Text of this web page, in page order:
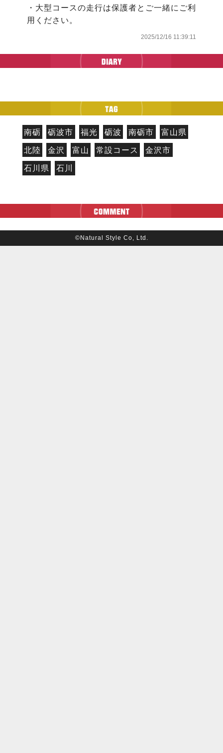
・大型コースの走行は保護者とご一緒にご利
用ください。
2025/12/16 11:39:11
南砺 砺波市 福光 砺波 南砺市 富山県
北陸 金沢 富山 常設コース 金沢市
石川県 石川
©Natural Style Co, Ltd.